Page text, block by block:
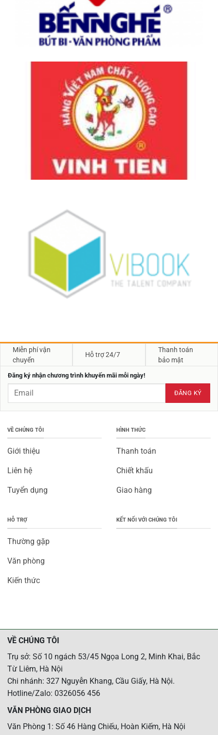
Miễn phí vận
chuyển
Hỗ trợ 24/7
Thanh toán
bảo mật
Đăng ký nhận chương trình khuyến mãi mỗi ngày!
VỀ CHÚNG TÔI
Giới thiệu
Liên hệ
Tuyển dụng
HÌNH THỨC
Thanh toán
Chiết khấu
Giao hàng
HỖ TRỢ
Thường gặp
Văn phòng
Kiến thức
KẾT NỐI VỚI CHÚNG TÔI
VỀ CHÚNG TÔI
Trụ sở: Số 10 ngách 53/45 Ngọa Long 2, Minh Khai, Bắc
Từ Liêm, Hà Nội
Chi nhánh: 327 Nguyễn Khang, Cầu Giấy, Hà Nội.
Hotline/Zalo: 0326056 456
VĂN PHÒNG GIAO DỊCH
Văn Phòng 1: Số 46 Hàng Chiếu, Hoàn Kiếm, Hà Nội